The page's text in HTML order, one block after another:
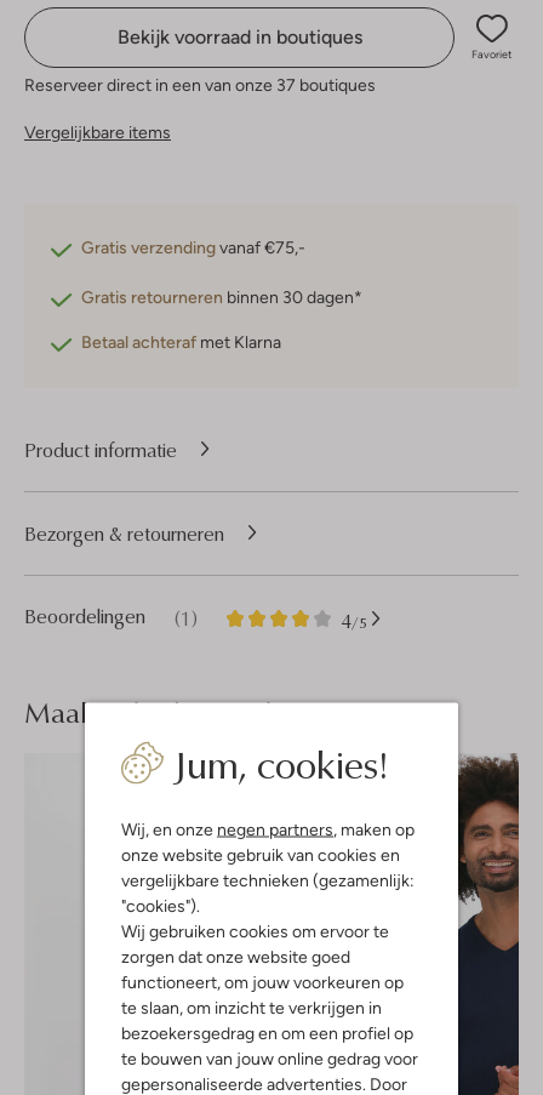
Jum, cookies!
Wij, en onze negen partners , maken op
onze website gebruik van cookies en
vergelijkbare technieken (gezamenlijk:
"cookies").
Wij gebruiken cookies om ervoor te
zorgen dat onze website goed
functioneert, om jouw voorkeuren op
te slaan, om inzicht te verkrijgen in
bezoekersgedrag en om een profiel op
te bouwen van jouw online gedrag voor
gepersonaliseerde advertenties. Door
Bekijk voorraad in boutiques
Favoriet
Reserveer direct in een van onze 37 boutiques
Vergelijkbare items
Gratis verzendingvanaf €75,-
Gratis retourneren binnen 30 dagen*
Betaal achteraf met Klarna
Product informatie
Beoordelingen (1) 4/5
1
4
Bezorgen & retourneren
Maak jelook compleet